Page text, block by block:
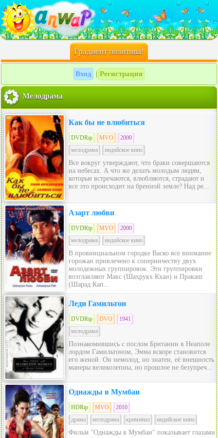
Градиент позитива!
Вход Регистрация
Мелодрама
Как бы не влюбиться
DVDRip MVO
2000
мелодрама
индийское кино
Bсe вокруг утверждают, что браки совершаются
на небесах. А что же делать молодым людям,
которые встречаются, влюбляются, страдают и
все это происходит на бренной земле? Над ре...
Азарт любви
DVDRip MVO
2000
мелодрама
индийское кино
В провинциальном городке Васко все внимание
горожан привлечено к соперничеству двух
молодежных группировок. Эти группировки
возглавляют Макс (Шахрукх Кхан) и Пракаш
(Шарад Кап...
Леди Гамильтон
DVDRip DVO
1941
мелодрама
Познакомившись с послом Британии в Неаполе
лордом Гамильтоном, Эмма вскоре становится
его женой. Он немолод, но знатен, её внешность
манеры великолепны, но прошлое не безупреч...
Однажды в Мумбаи
HDRip MVO
2010
драма
мелодрама криминал индийское кино
Фильм "Однажды в Мумбаи" показывает глазами